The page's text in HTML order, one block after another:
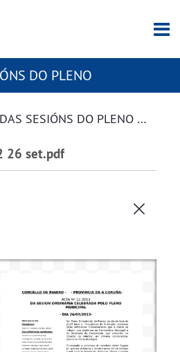
DO PLENO
ACTAS DE ACORDOS DAS SESIÓNS DO PLENO DA CORPORACIÓN
26 set.pdf